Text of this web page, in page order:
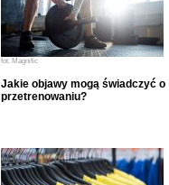
fot. Magnific
Jakie objawy mogą świadczyć o
przetrenowaniu?